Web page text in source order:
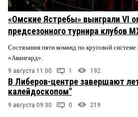
«Омские Ястребы» выиграли VI
предсезонного турнира клубов
Состязания пяти команд по круговой
«Авангард».
9 августа 11:00 1 192
В Либеров-центре завершают
калейдоскопом"
9 августа 09:30 0 219